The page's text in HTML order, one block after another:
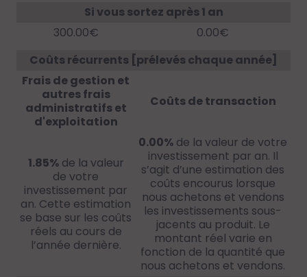
Si vous sortez après 1 an
300.00€
0.00€
Coûts récurrents [prélevés chaque année]
Frais de gestion et
autres frais
administratifs et
d'exploitation
Coûts de transaction
1.85%de la valeur
de votre
investissement par
an. Cette estimation
se base sur les coûts
réels au cours de
l’année dernière.
0.00% de la valeur de votre
investissement par an. Il
s’agit d’une estimation des
coûts encourus lorsque
nous achetons et vendons
les investissements sous-
jacents au produit. Le
montant réel varie en
fonction de la quantité que
nous achetons et vendons.